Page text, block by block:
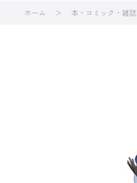
ホーム 本・コミック・雑誌